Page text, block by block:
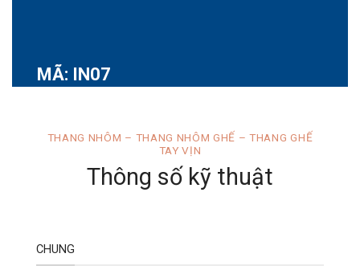
MÃ: IN07
THANG NHÔM – THANG NHÔM GHẾ – THANG GHẾ
TAY VỊN
Thông số kỹ thuật
CHUNG